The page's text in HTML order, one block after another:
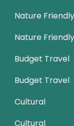
Nature Friendly
Nature Friendly
Budget Travel
Budget Travel
Cultural
Cultural